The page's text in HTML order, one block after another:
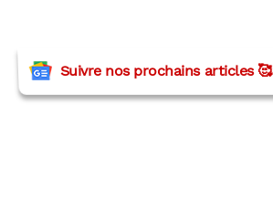
Suivre nos prochains articles 🥰